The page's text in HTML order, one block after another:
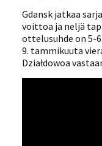
Gdansk jatkaa
voittoa ja neljä
ottelusuhde on 5-
9. tammikuuta
Działdowoa